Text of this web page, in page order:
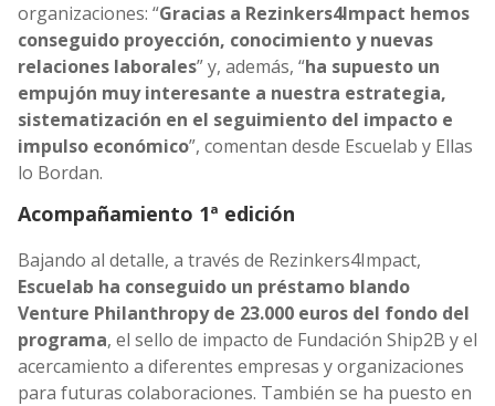
organizaciones: “Gracias a Rezinkers4Impact hemos
conseguido proyección, conocimiento y nuevas
relaciones laborales” y, además, “ha supuesto un
empujón muy interesante a nuestra estrategia,
sistematización en el seguimiento del impacto e
impulso económico”, comentan desde Escuelab y Ellas
lo Bordan.
Acompañamiento 1ª edición
Bajando al detalle, a través de Rezinkers4Impact,
Escuelab ha conseguido un préstamo blando
Venture Philanthropy de 23.000 euros del fondo del
programa, el sello de impacto de Fundación Ship2B y el
acercamiento a diferentes empresas y organizaciones
para futuras colaboraciones. También se ha puesto en